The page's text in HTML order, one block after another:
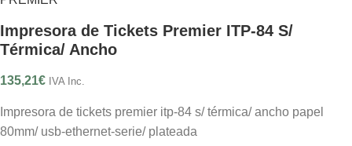
Impresora de Tickets Premier ITP-84 S/
Térmica/ Ancho
135,21€ IVA Inc.
Impresora de tickets premier itp-84 s/ térmica/ ancho papel
80mm/ usb-ethernet-serie/ plateada